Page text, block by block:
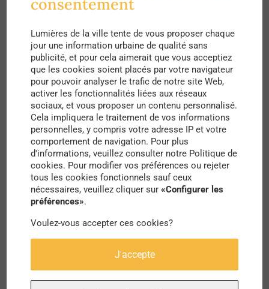
mêlent liberté d’expression et performances
artistiques, le tout plongé dans un univers
enchanté.
Pour l’occasion, l’espace public urbain, de la rue
jusqu’aux parcs et jardins, est alors revisité et
repensé pour accueillir les différentes mises en
scènes provenant de compagnies de théâtre,
professionnelles comme amateurs !
Fanfares, représentations en plein air,
illuminations architecturales… Un large panel de
prestations artistiques est proposé pendant toute
la durée du festival du 12 au 24 août pour son
édition 2019.
consentement
Lumières de la ville tente de vous proposer chaque
jour une information urbaine de qualité sans
publicité, et pour cela aimerait que vous acceptiez
que les cookies soient placés par votre navigateur
pour pouvoir analyser le trafic de notre site Web,
activer les fonctionnalités liées aux réseaux
sociaux, et vous proposer un contenu personnalisé.
Cela impliquera le traitement de vos informations
personnelles, y compris votre adresse IP et votre
comportement de navigation. Pour plus
d'informations, veuillez consulter notre Politique de
cookies. Pour modifier vos préférences ou rejeter
tous les cookies fonctionnels sauf ceux
nécessaires, veuillez cliquer sur«Configurer les
préférences».
Voulez-vous accepter ces cookies?
J'accepte